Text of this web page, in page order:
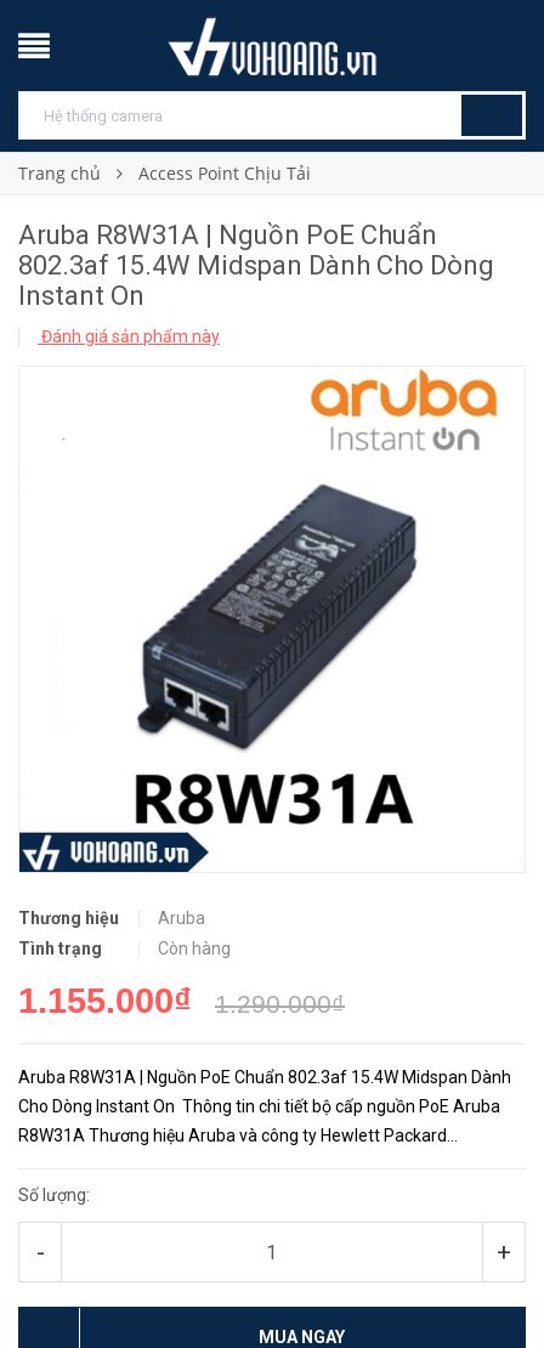
Trang chủ Access Point Chịu Tải
Aruba R8W31A | Nguồn PoE Chuẩn
802.3af 15.4W Midspan Dành Cho Dòng
Instant On
Đánh giá sản phẩm này
Thương hiệu
Aruba
Tình trạng
Còn hàng
1.155.000₫ 1.290.000₫
Aruba R8W31A | Nguồn PoE Chuẩn 802.3af 15.4W Midspan Dành
Cho Dòng Instant On Thông tin chi tiết bộ cấp nguồn PoE Aruba
R8W31A Thương hiệu Aruba và công ty Hewlett Packard
giao d...
Số lượng:
- +
MUA NGAY